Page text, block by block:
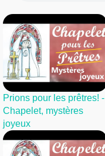
Prions pour les prêtres! -
Chapelet, mystères
joyeux